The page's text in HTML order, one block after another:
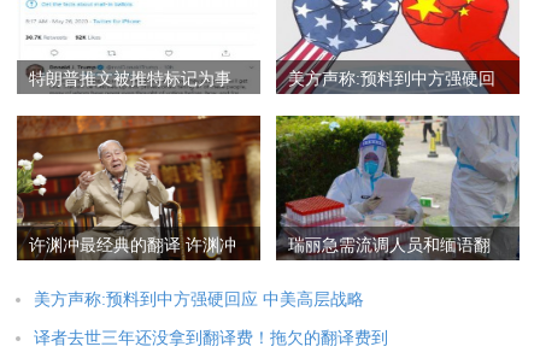
特朗普推文被推特标记为事
译！
美方声称:预料到中方强硬回
翻译是她
许渊冲最经典的翻译 许渊冲
瑞丽急需流调人员和缅语翻
译
美方声称:预料到中方强硬回应 中美高层战略
译者去世三年还没拿到翻译费！拖欠的翻译费到